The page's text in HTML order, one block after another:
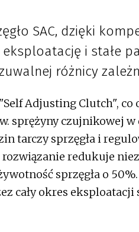
SAC, dzięki
i stałe
różnicy
Adjusting Clutch", co
sprężyny czujnikowej
tarczy sprzęgła i
redukuje
sprzęgła o
cały okres eksploatacji